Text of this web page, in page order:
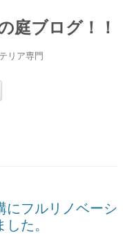
庭ブログ！！
リア専門
にフルリノベーシ
た。